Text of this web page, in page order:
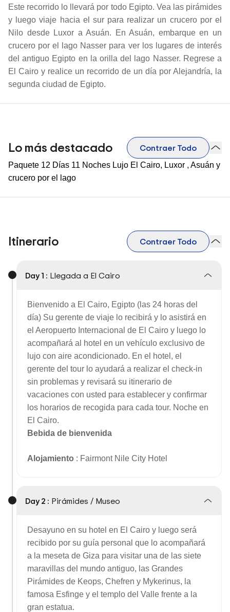
Este recorrido lo llevará por todo Egipto. Vea las pirámides
y luego viaje hacia el sur para realizar un crucero por el
Nilo desde Luxor a Asuán. En Asuán, embarque en un
crucero por el lago Nasser para ver los lugares de interés
del antiguo Egipto en la orilla del lago Nasser. Regrese a
El Cairo y realice un recorrido de un día por Alejandría, la
segunda ciudad de Egipto.
Lo más destacado Contraer Todo
Paquete 12 Días 11 Noches Lujo El Cairo, Luxor , Asuán y
crucero por el lago
Itinerario Contraer Todo
Day 1 : Llegada a El Cairo
Bienvenido a El Cairo, Egipto (las 24 horas del
día) Su gerente de viaje lo recibirá y lo asistirá en
el Aeropuerto Internacional de El Cairo y luego lo
acompañará al hotel en un vehículo exclusivo de
lujo con aire acondicionado. En el hotel, el
gerente del tour lo ayudará a realizar el check-in
sin problemas y revisará su itinerario de
vacaciones con usted para establecer y confirmar
los horarios de recogida para cada tour. Noche en
El Cairo.
Bebida de bienvenida
Alojamiento : Fairmont Nile City Hotel
Day 2 : Pirámides / Museo
Desayuno en su hotel en El Cairo y luego será
recibido por su guía personal que lo acompañará
a la meseta de Giza para visitar una de las siete
maravillas del mundo antiguo, las Grandes
Pirámides de Keops, Chefren y Mykerinus, la
famosa Esfinge y el templo del Valle frente a la
gran estatua.